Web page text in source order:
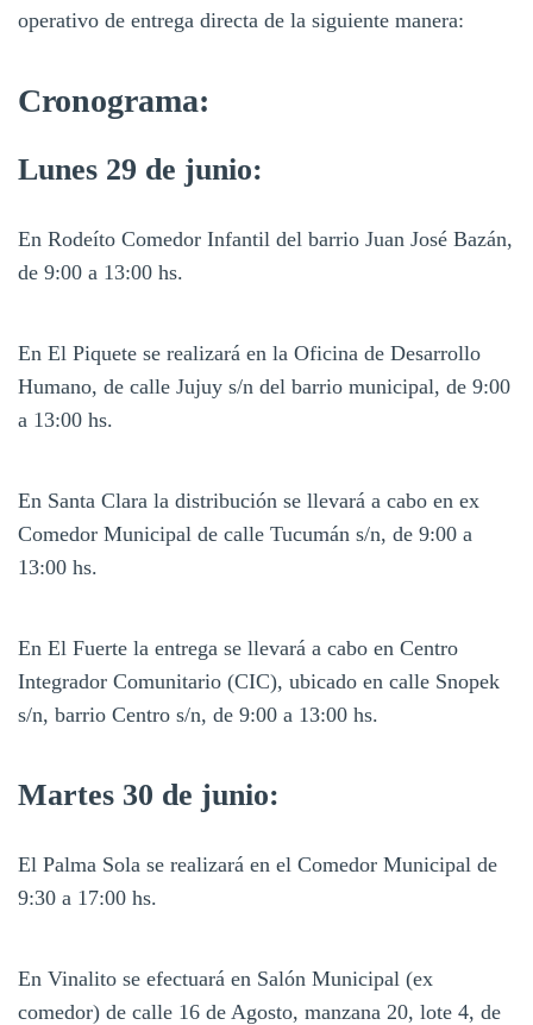
operativo de entrega directa de la siguiente manera:
Cronograma:
Lunes 29 de junio:
En Rodeíto Comedor Infantil del barrio Juan José Bazán,
de 9:00 a 13:00 hs.
En El Piquete se realizará en la Oficina de Desarrollo
Humano, de calle Jujuy s/n del barrio municipal, de 9:00
a 13:00 hs.
En Santa Clara la distribución se llevará a cabo en ex
Comedor Municipal de calle Tucumán s/n, de 9:00 a
13:00 hs.
En El Fuerte la entrega se llevará a cabo en Centro
Integrador Comunitario (CIC), ubicado en calle Snopek
s/n, barrio Centro s/n, de 9:00 a 13:00 hs.
Martes 30 de junio:
El Palma Sola se realizará en el Comedor Municipal de
9:30 a 17:00 hs.
En Vinalito se efectuará en Salón Municipal (ex
comedor) de calle 16 de Agosto, manzana 20, lote 4, de